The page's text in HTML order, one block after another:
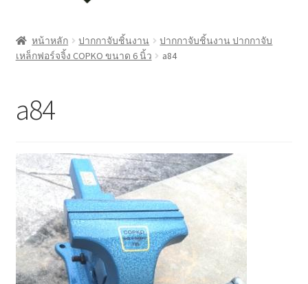
Cart
ตะกร้าสินค้า
ติดต่อเรา
นโยบายการคืนเงิน
บทความ
หน้าหลัก ปากกาจับชิ้นงาน
ปากกาจับชิ้นงาน ปากกาจับ
เหล็กฟอร์จจิ้ง COPKO ขนาด 6 นิ้ว
a84
a84